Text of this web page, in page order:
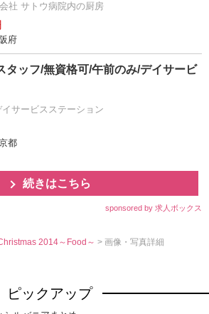
社 サトウ病院内の厨房
府
タッフ/無資格可/午前のみ/デイサービ
サービスステーション
都
続きはこちら
sponsored by 求人ボックス
2014～Food～> 画像・写真詳細
ピックアップ